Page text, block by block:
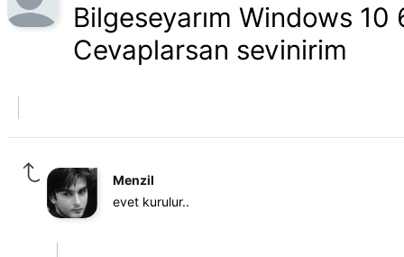
Bilgeseyarım Windows
Cevaplarsan sevinirim
Menzil
evet kurulur..